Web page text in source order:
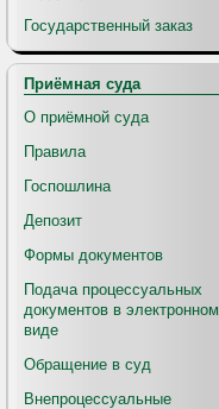
Государственный заказ
Приёмная суда
О приёмной суда
Правила
Госпошлина
Депозит
Формы документов
Подача процессуальных
документов в электронном
виде
Обращение в суд
Внепроцессуальные